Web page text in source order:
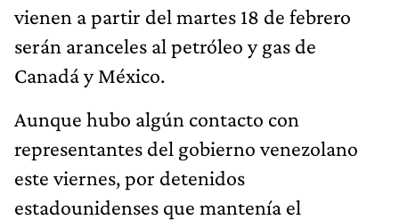
vienen a partir del martes 18 de febrero
serán aranceles al petróleo y gas de
Canadá y México.
Aunque hubo algún contacto con
representantes del gobierno venezolano
este viernes, por detenidos
estadounidenses que mantenía el